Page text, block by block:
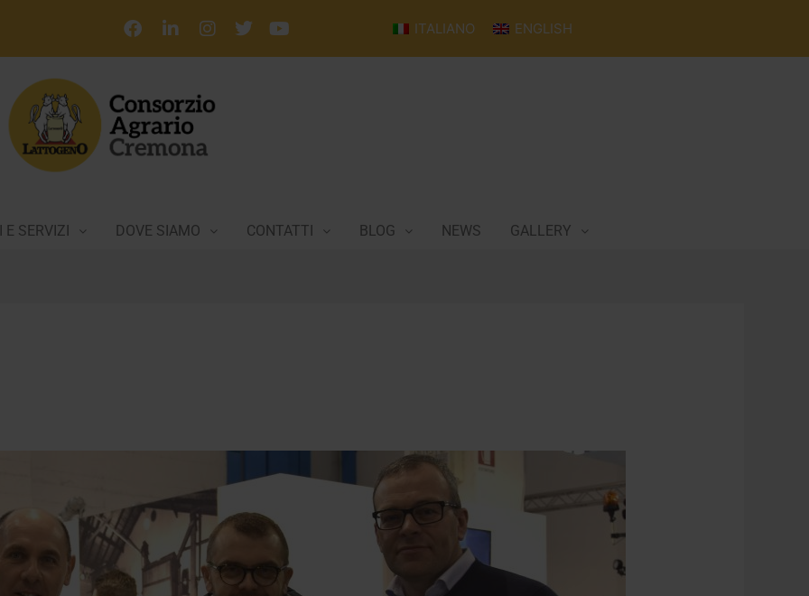
ITALIANO ENGLISH
E SERVIZI DOVE SIAMO CONTATTI BLOG NEWS GALLERY